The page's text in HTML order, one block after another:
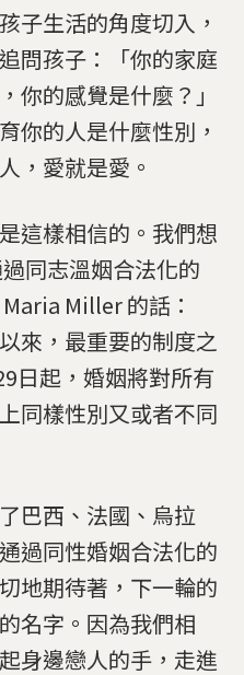
子生活的角度切入，
問孩子：「你的家庭
你的感覺是什麼？」
你的人是什麼性別，
，愛就是愛。
這樣相信的。我們想
同志溫姻合法化的
Miller 的話：
來，最重要的制度之
日起，婚姻將對所有
同樣性別又或者不同
巴西、法國、烏拉
過同性婚姻合法化的
地期待著，下一輪的
名字。因為我們相
身邊戀人的手，走進